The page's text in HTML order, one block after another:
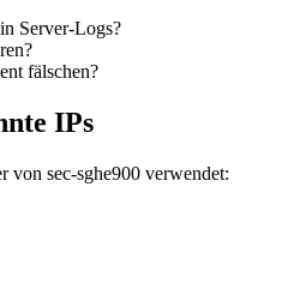
Server-Logs?
fälschen?
IPs
von sec-sghe900 verwendet: